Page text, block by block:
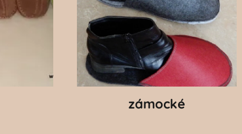
zámocké